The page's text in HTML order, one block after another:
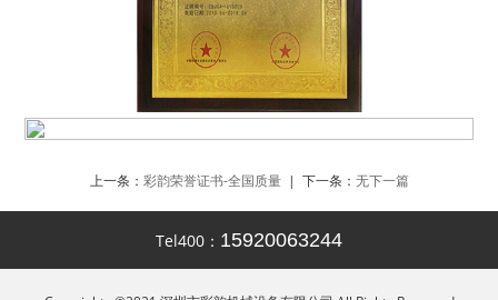
上一条： 彩韵荣誉证书-全国质量| 下一条： 无下一篇
Tel400： 15920063244